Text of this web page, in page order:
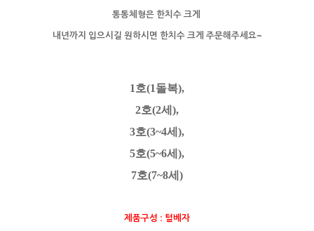
통통체형은 한치수 크게
내년까지 입으시길 원하시면 한치수 크게 주문해주세요~
1호(1돌복),
2호(2세),
3호(3~4세),
5호(5~6세),
7호(7~8세)
제품구성 : 털베자